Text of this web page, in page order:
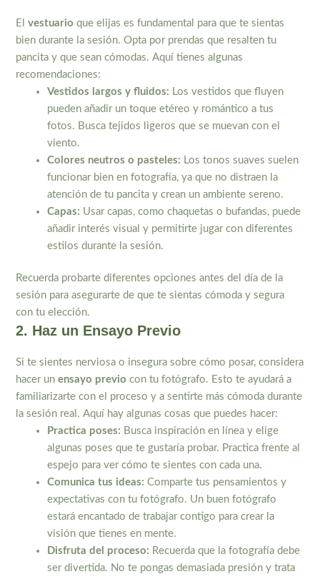
Elvestuario que elijas es fundamental para que te sientas
bien durante la sesión. Opta por prendas que resalten tu
pancita y que sean cómodas. Aquí tienes algunas
recomendaciones:
Vestidos largos y fluidos: Los vestidos que fluyen
pueden añadir un toque etéreo y romántico a tus
fotos. Busca tejidos ligeros que se muevan con el
viento.
Colores neutros o pasteles: Los tonos suaves suelen
funcionar bien en fotografía, ya que no distraen la
atención de tu pancita y crean un ambiente sereno.
Capas: Usar capas, como chaquetas o bufandas, puede
añadir interés visual y permitirte jugar con diferentes
estilos durante la sesión.
Recuerda probarte diferentes opciones antes del día de la
sesión para asegurarte de que te sientas cómoda y segura
con tu elección.
2. Haz un Ensayo Previo
Si te sientes nerviosa o insegura sobre cómo posar, considera
hacer unensayo previo con tu fotógrafo. Esto te ayudará a
familiarizarte con el proceso y a sentirte más cómoda durante
la sesión real. Aquí hay algunas cosas que puedes hacer:
Practica poses: Busca inspiración en línea y elige
algunas poses que te gustaría probar. Practica frente al
espejo para ver cómo te sientes con cada una.
Comunica tus ideas: Comparte tus pensamientos y
expectativas con tu fotógrafo. Un buen fotógrafo
estará encantado de trabajar contigo para crear la
visión que tienes en mente.
Disfruta del proceso: Recuerda que la fotografía debe
ser divertida. No te pongas demasiada presión y trata